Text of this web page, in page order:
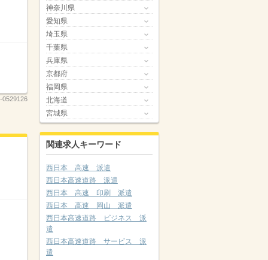
0529126
神奈川県
愛知県
埼玉県
千葉県
兵庫県
京都府
福岡県
北海道
宮城県
関連求人キーワード
西日本 高速 派遣
西日本高速道路 派遣
西日本 高速 印刷 派遣
西日本 高速 岡山 派遣
西日本高速道路 ビジネス 派
遣
西日本高速道路 サービス 派
遣